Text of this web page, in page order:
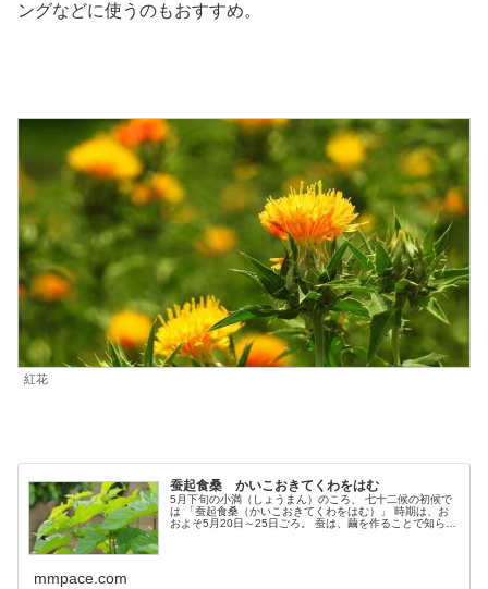
ングなどに使うのもおすすめ。
紅花
蚕起食桑 かいこおきてくわをはむ
5月下旬の小満（しょうまん）のころ、 七十二候の初候で
は 「蚕起食桑（かいこおきてくわをはむ）」 時期は、お
およそ5月20日～25日ごろ。 蚕は、繭を作ることで知られ
mmpace.com